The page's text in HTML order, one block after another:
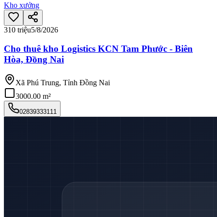
Kho xưởng
310 triệu5/8/2026
Cho thuê kho Logistics KCN Tam Phước - Biên
Hòa, Đồng Nai
Xã Phú Trung, Tỉnh Đồng Nai
3000.00 m²
02839333111